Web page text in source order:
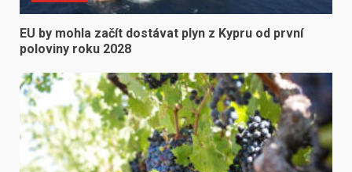
EU by mohla začít dostávat plyn z Kypru od první
poloviny roku 2028